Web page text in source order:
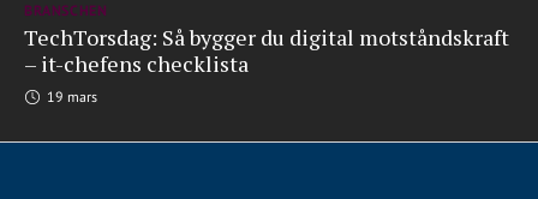
BRANSCHEN
TechTorsdag: Så bygger du digital motståndskraft
– it-chefens checklista
19 mars